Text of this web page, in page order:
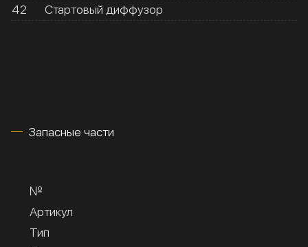
42
Стартовый диффузор
Запасные части
№
Артикул
Тип